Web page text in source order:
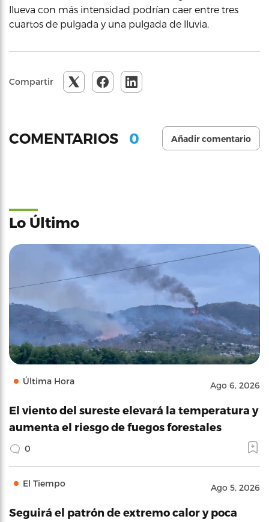
llueva con más intensidad podrían caer entre tres
cuartos de pulgada y una pulgada de lluvia.
Compartir
COMENTARIOS 0 Añadir comentario
Lo Último
Última Hora Ago 6, 2026
El viento del sureste elevará la temperatura y
aumenta el riesgo de fuegos forestales
0
El Tiempo Ago 5, 2026
Seguirá el patrón de extremo calor y poca